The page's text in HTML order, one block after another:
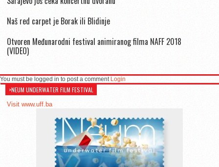
Naš red carpet je Borak ili Blidinje
Otvoren Međunarodni festival animiranog filma NAFF 2018
(VIDEO)
You must be logged in to post a comment Login
>NEUM UNDERWATER FILM FESTIVAL
Visit www.uff.ba